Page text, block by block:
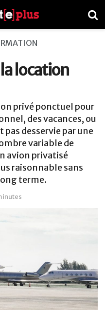
location
privé ponctuel pour
des vacances, ou
desservie par une
variable de
avion privatisé
raisonnable sans
terme.